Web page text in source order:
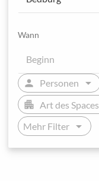
Wann
person Personen arrow_drop_down
apartment Art des Spaces
Mehr Filter arrow_drop_down